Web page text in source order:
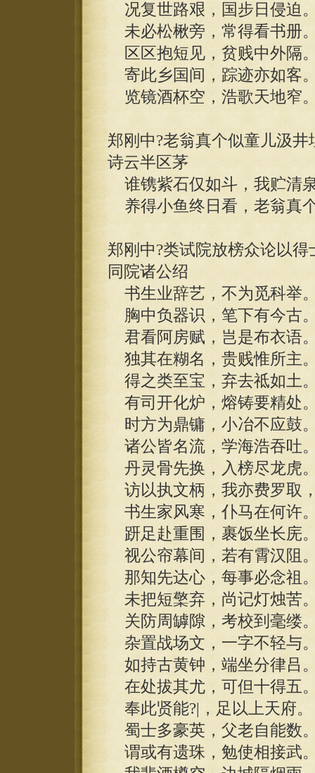
况复世路艰，国步日侵迫
未必松楸旁，常得看书册
区区抱短见，贫贱中外隔
寄此乡国间，踪迹亦如客
览镜酒杯空，浩歌天地窄
郑刚中?老翁真个似童儿汲
诗云半区茅
谁镌紫石仅如斗，我贮清
养得小鱼终日看，老翁真
郑刚中?类试院放榜众论以
同院诸公绍
书生业辞艺，不为觅科举
胸中负器识，笔下有今古
君看阿房赋，岂是布衣语
独其在糊名，贵贱惟所主
得之类至宝，弃去祗如土
有司开化炉，熔铸要精处
时方为鼎镛，小冶不应鼓
诸公皆名流，学海浩吞吐
丹灵骨先换，入榜尽龙虎
访以执文柄，我亦费罗取
书生家风寒，仆马在何许
趼足赴重围，裹饭坐长庑
视公帘幕间，若有霄汉阻
那知先达心，每事必念祖
未把短檠弃，尚记灯烛苦
关防周罅隙，考校到毫缕
杂置战场文，一字不轻与
如持古黄钟，端坐分律吕
在处拔其尤，可但十得五
奉此贤能?|，足以上天府。
蜀士多豪英，父老自能数
谓或有遗珠，勉使相接武